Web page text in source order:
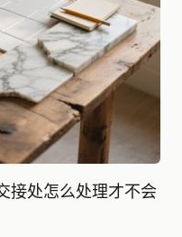
接处怎么处理才不会